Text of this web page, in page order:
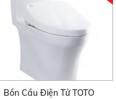
Bồn Cầu Điện Tử TOTO